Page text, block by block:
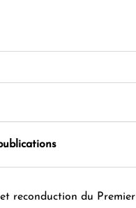
reconduction du Premier